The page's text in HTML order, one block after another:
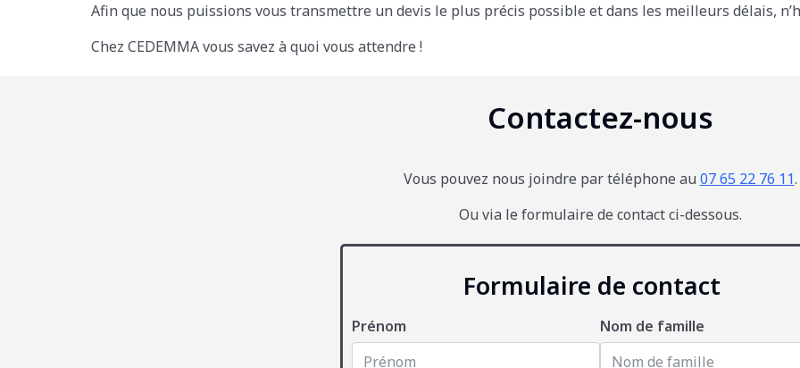
Afin que nous puissions vous transmettre un devis le plus précis possible et dans les meilleurs délais,
Chez CEDEMMA vous savez à quoi vous attendre !
Contactez-nous
Vous pouvez nous joindre par téléphone au 07 65 22 76 11.
Ou via le formulaire de contact ci-dessous.
Formulaire de contact
Prénom Nom de famille